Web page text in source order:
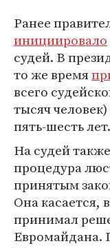
Ранее
инициировало
судей. В
то же время
всего
тысяч
пять-шесть лет.
На судей
процедура
принятым
Она касается,
принимал
Евромайдана.